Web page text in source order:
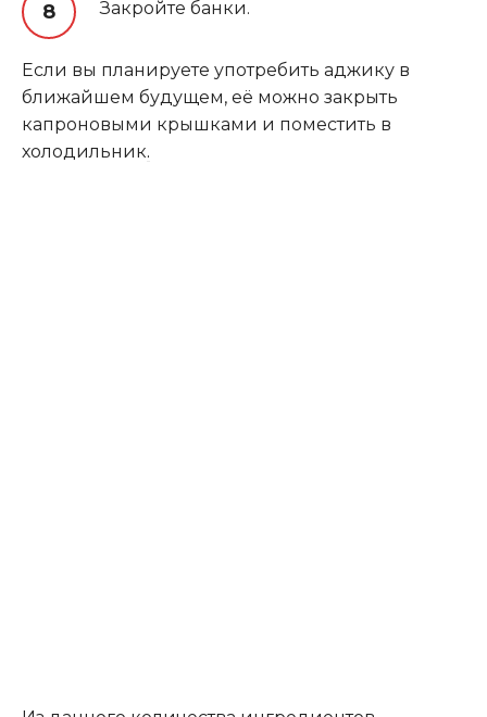
Закройте банки.
Если вы планируете употребить аджику в
ближайшем будущем, её можно закрыть
капроновыми крышками и поместить в
холодильник.